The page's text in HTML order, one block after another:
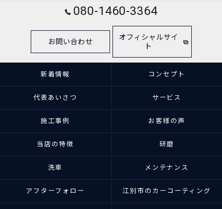
080-1460-3364
お問い合わせ
オフィシャルサイ
ト
新着情報 コンセプト
代表あいさつ サービス
施工事例 お客様の声
当店の特徴 研磨
洗車 メンテナンス
アフターフォロー 江別市のカーコーティング